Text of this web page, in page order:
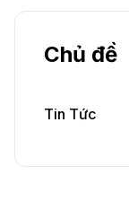
Chủ đề
Tin Tức